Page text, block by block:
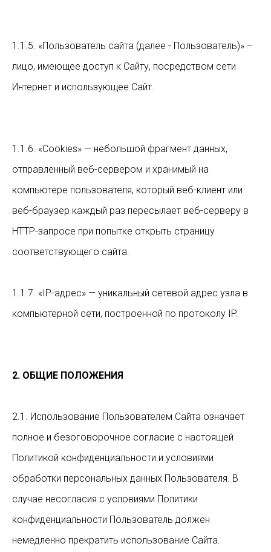
1.1.5. «Пользователь сайта (далее - Пользователь)» –
лицо, имеющее доступ к Сайту, посредством сети
Интернет и использующее Сайт.
1.1.6. «Cookies» — небольшой фрагмент данных,
отправленный веб-сервером и хранимый на
компьютере пользователя, который веб-клиент или
веб-браузер каждый раз пересылает веб-серверу в
HTTP-запросе при попытке открыть страницу
соответствующего сайта.
1.1.7. «IP-адрес» — уникальный сетевой адрес узла в
компьютерной сети, построенной по протоколу IP.
2. ОБЩИЕ ПОЛОЖЕНИЯ
2.1. Использование Пользователем Сайта означает
полное и безоговорочное согласие с настоящей
Политикой конфиденциальности и условиями
обработки персональных данных Пользователя. В
случае несогласия с условиями Политики
конфиденциальности Пользователь должен
немедленно прекратить использование Сайта.